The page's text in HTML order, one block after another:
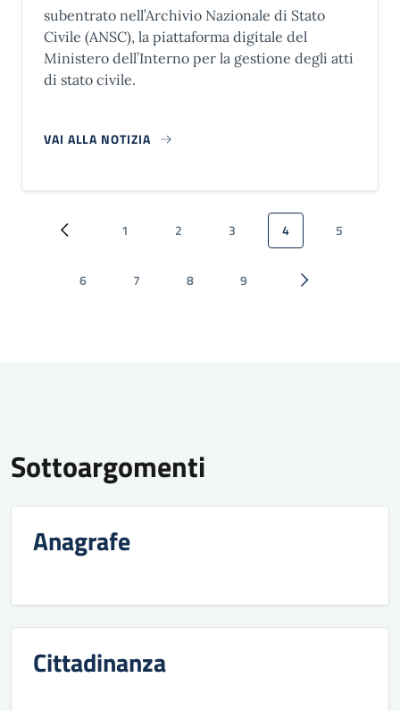
subentrato nell’Archivio Nazionale di Stato
Civile (ANSC), la piattaforma digitale del
Ministero dell’Interno per la gestione degli atti
di stato civile.
VAI ALLA NOTIZIA
Paginazione
Pagina precedente
Pagina
1 Pagina
2 Pagina
3 Pagina attuale
4 Pagina
5
Pagina
6 Pagina
7 Pagina
8 Pagina
9 Pagina successiva
Sottoargomenti
Anagrafe
Cittadinanza